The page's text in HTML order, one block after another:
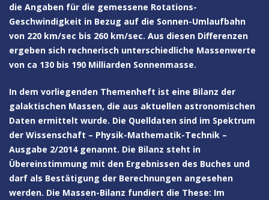
die Angaben für die gemessene Rotations-
Geschwindigkeit in Bezug auf die Sonnen-Umlaufbahn
von 220 km/sec bis 260 km/sec. Aus diesen Differenzen
ergeben sich rechnerisch unterschiedliche Massenwerte
von ca 130 bis 190 Milliarden Sonnenmasse.
In dem vorliegenden Themenheft ist eine Bilanz der
galaktischen Massen, die aus aktuellen astronomischen
Daten ermittelt wurde. Die Quelldaten sind im Spektrum
der Wissenschaft – Physik-Mathematik-Technik –
Ausgabe 2/2014 genannt. Die Bilanz steht in
Übereinstimmung mit den Ergebnissen des Buches und
darf als Bestätigung der Berechnungen angesehen
werden. Die Massen-Bilanz fundiert die These: Im